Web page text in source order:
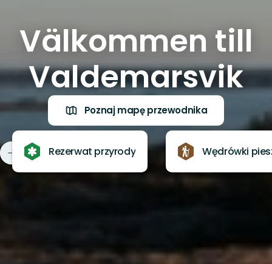
Välkommen till
Valdemarsvik
Poznaj mapę przewodnika
Rezerwat przyrody Wędrówki